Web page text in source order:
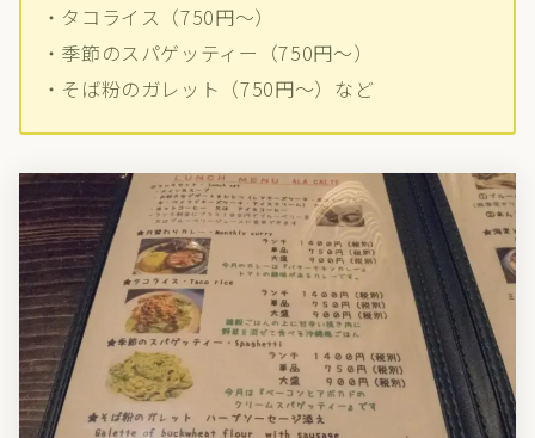
・タコライス（750円～）
・季節のスパゲッティー（750円～）
・そば粉のガレット（750円～）など